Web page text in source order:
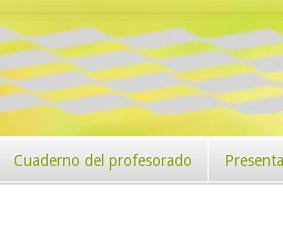
Cuaderno del profesorado